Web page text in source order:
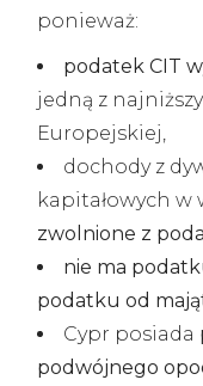
ponieważ:
podatek CIT
jedną z
Europejskiej,
dochody z
kapitałowych w
zwolnione z
nie ma
podatku od
Cypr posiada
podwójnego